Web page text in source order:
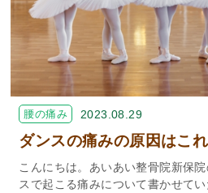
腰の痛み 2023.08.29
ダンスの痛みの原因はこれ
こんにちは。あいあい整骨院新保
スで起こる痛みについて書かせて